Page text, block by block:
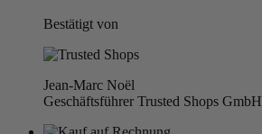
Bestätigt von
Jean-Marc Noël
Geschäftsführer Trusted Shops GmbH